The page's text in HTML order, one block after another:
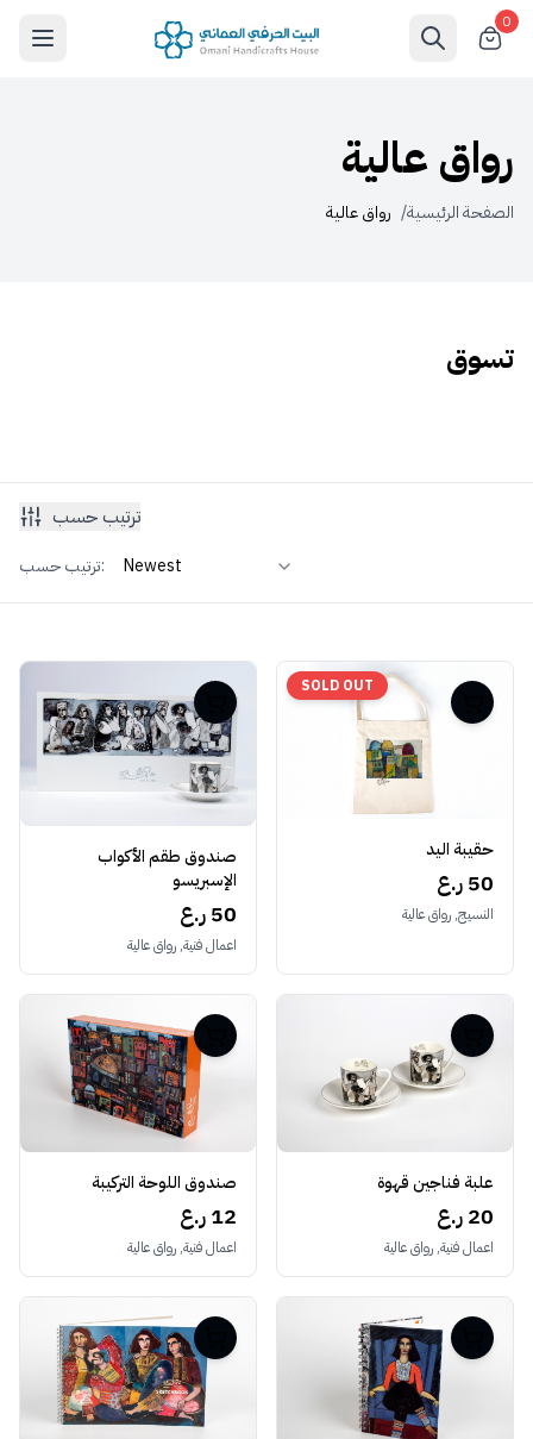
0
رواق عالية
الصفحة الرئيسية/ رواق عالية
تسوق
ترتيب حسب
ترتيب حسب:
SOLD OUT
حقيبة اليد
50 ر.ع
النسيج, رواق عالية
صندوق طقم الأكواب
الإسبريسو
50 ر.ع
اعمال فنية, رواق عالية
علبة فناجين قهوة
20 ر.ع
اعمال فنية, رواق عالية
صندوق اللوحة التركيبة
12 ر.ع
اعمال فنية, رواق عالية